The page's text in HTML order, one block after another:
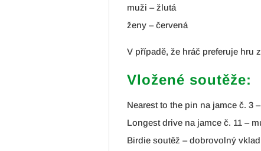
muži – žlutá
ženy – červená
V případě, že hráč preferuje hru
Vložené soutěže:
Nearest to the pin na jamce č. 3
Longest drive na jamce č. 11 –
Birdie soutěž – dobrovolný